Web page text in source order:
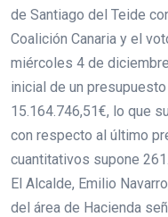
de Santiago del Teide
Coalición Canaria y el
miércoles 4 de
inicial de un
15.164.746,51€, lo que
con respecto al último
cuantitativos supone
El Alcalde, Emilio
del área de Hacienda